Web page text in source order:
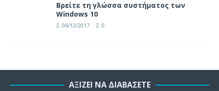
Βρείτε τη γλώσσα συστήματος των
Windows 10
06/12/2017 0
ΑΞΊΖΕΙ ΝΑ ΔΙΑΒΆΣΕΤΕ